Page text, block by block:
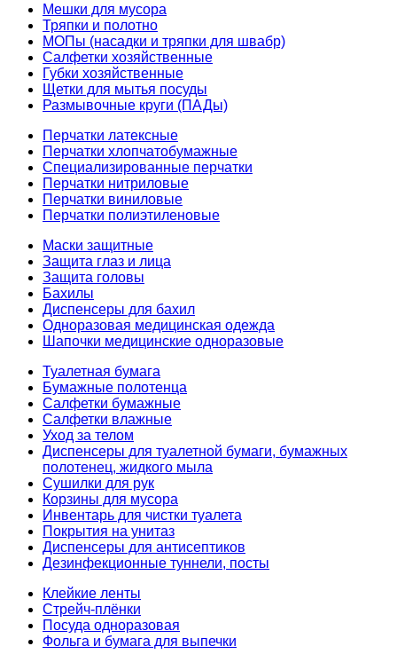
Мешки для мусора
Тряпки и полотно
МОПы (насадки и тряпки для швабр)
Салфетки хозяйственные
Губки хозяйственные
Щетки для мытья посуды
Размывочные круги (ПАДы)
Перчатки латексные
Перчатки хлопчатобумажные
Специализированные перчатки
Перчатки нитриловые
Перчатки виниловые
Перчатки полиэтиленовые
Маски защитные
Защита глаз и лица
Защита головы
Бахилы
Диспенсеры для бахил
Одноразовая медицинская одежда
Шапочки медицинские одноразовые
Туалетная бумага
Бумажные полотенца
Салфетки бумажные
Салфетки влажные
Уход за телом
Диспенсеры для туалетной бумаги, бумажных
полотенец, жидкого мыла
Сушилки для рук
Корзины для мусора
Инвентарь для чистки туалета
Покрытия на унитаз
Диспенсеры для антисептиков
Дезинфекционные туннели, посты
Клейкие ленты
Стрейч-плёнки
Посуда одноразовая
Фольга и бумага для выпечки